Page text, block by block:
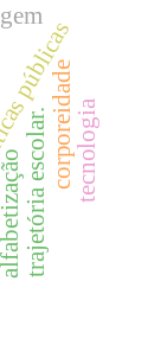
trajetória escolar.
alfabetização
corporeidadetecnologia